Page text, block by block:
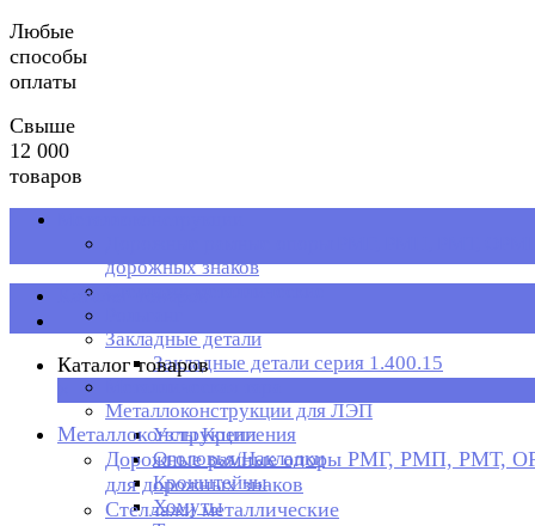
Любые
способы
оплаты
Свыше
12 000
товаров
дорожных знаков
Стеллажи металлические
Закладные детали
Закладные детали серия 1.400.15
Металлоконструкции для ЛЭП
Узлы Крепления
Оголовья/Накладки
Кронштейны
Хомуты
Каталог товаров
Каталог товаров
Металлоконструкции
Дорожные рамные опоры РМГ, РМП, РМТ,
для дорожных знаков
Стеллажи металлические